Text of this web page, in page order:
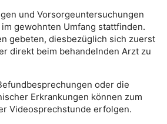
und Vorsorgeuntersuchungen
gewohnten Umfang stattfinden.
gebeten, diesbezüglich sich zuerst
direkt beim behandelnden Arzt zu
oder die
Erkrankungen können zum
Videosprechstunde erfolgen.